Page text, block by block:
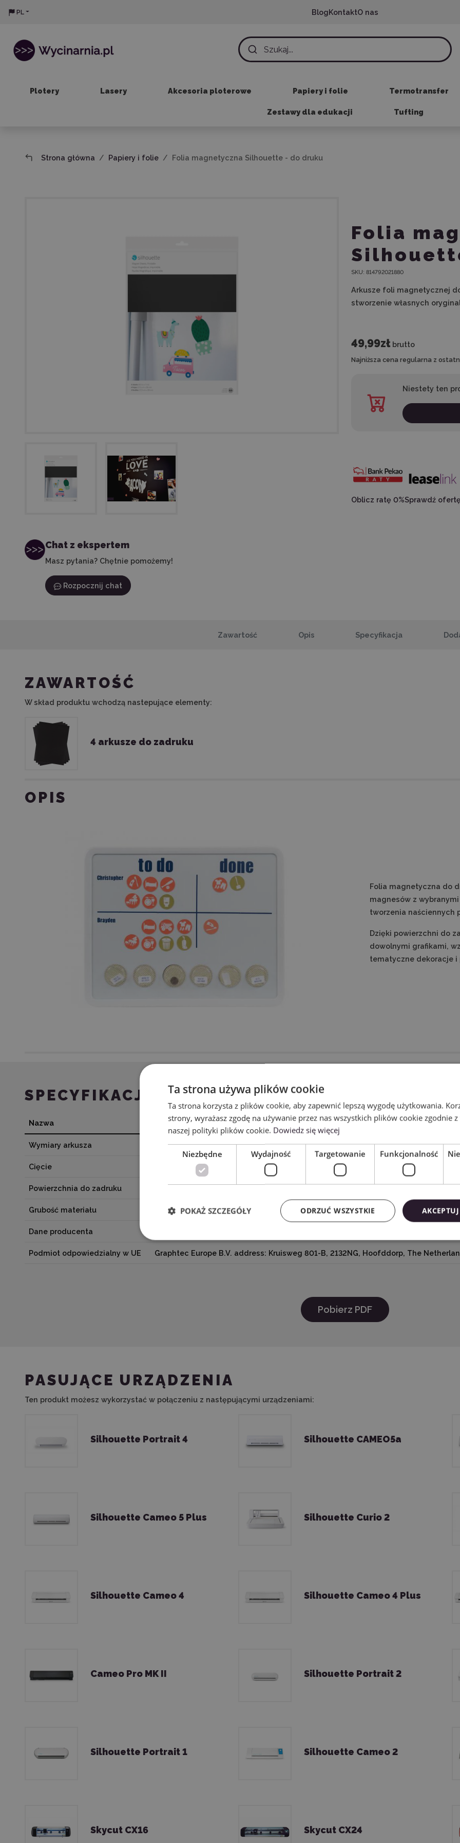
PL BlogKontaktO nas
Plotery Lasery Akcesoria ploterowe Papiery i folie Termotransfer
Zestawy dla edukacji Tufting
Strona główna Papiery i folie Folia magnetyczna Silhouette - do druku
Chat z ekspertem
Masz pytania? Chętnie pomożemy!
Rozpocznij chat
Folia
SKU: 814792021880
Arkusze foli magnetycznej
stworzenie własnych
49,99zł brutto
Najniższa cena regularna z
Niestety ten
Oblicz ratę 0%Sprawdź ofertę
Zawartość Opis Specyfikacja
ZAWARTOŚĆ
W skład produktu wchodzą nastepujące elementy:
4 arkusze do zadruku
OPIS
Folia magnetyczna do
magnesów z
tworzenia naściennych
Dzięki powierzchni do
dowolnymi grafikami,
tematyczne dekoracje i
SPECYFIKACJA
Nazwa Wartość
Wymiary arkusza 21,5 x 28 cm
Cięcie
Powierzchnia do zadruku
Grubość materiału 0,2 mm
Dane producenta
Podmiot odpowiedzialny w UE Graphtec Europe B.V. address: Kruisweg 801-B, 2132NG, Hoofddorp, The
Pobierz PDF
PASUJĄCE URZĄDZENIA
Ten produkt możesz wykorzystać w połączeniu z następującymi urządzeniami:
Silhouette Portrait 4 Silhouette CAMEO5a
Silhouette Cameo 5 Plus Silhouette Curio 2
Silhouette Cameo 4 Silhouette Cameo 4 Plus
Cameo Pro MK II Silhouette Portrait 2
Silhouette Portrait 1 Silhouette Cameo 2
Skycut CX16 Skycut CX24
Ta strona używa plików cookie
Ta strona korzysta z plików cookie, aby zapewnić lepszą wygodę użytkowania.
strony, wyrażasz zgodę na używanie przez nas wszystkich plików cookie zgodnie
naszej polityki plików cookie. Dowiedz się więcej
Niezbędne Wydajność Targetowanie Funkcjonalność
ODRZUĆ WSZYSTKIE
POKAŻ SZCZEGÓŁY